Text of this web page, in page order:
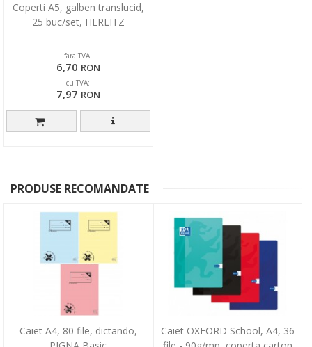
Coperti A5, galben translucid,
25 buc/set, HERLITZ
fara TVA:
6,70 RON
cu TVA:
7,97 RON
PRODUSE RECOMANDATE
Caiet A4, 80 file, dictando,
Caiet OXFORD School, A4, 36